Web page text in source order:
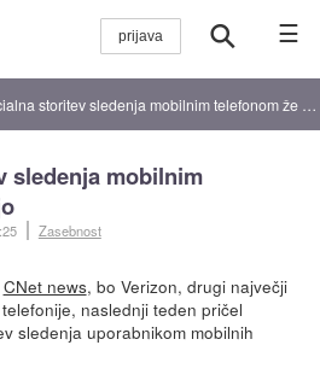
☰
storitev sledenja mobilnim telefonom že na voljo
sledenja mobilnim
Zasebnost
CNet news, bo Verizon, drugi največji
naslednji teden pričel
sledenja uporabnikom mobilnih